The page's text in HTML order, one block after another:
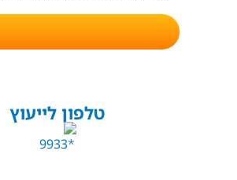
טלפון לייעוץ